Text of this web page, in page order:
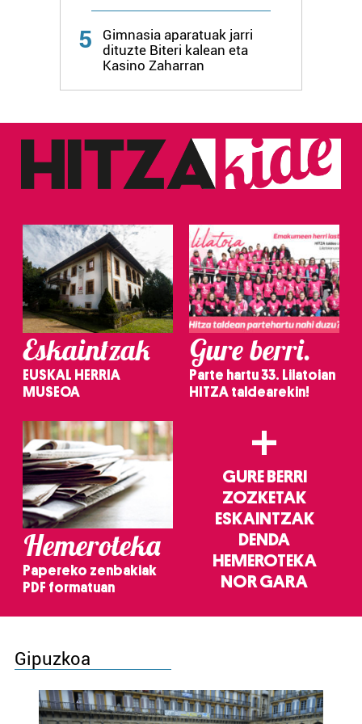
Webgune honek cookie propioak eta hirugarrenen cookie-
fitxategiak erabiltzen ditu. Zure esperientzia eta
zerbitzuak hobetzeko asmoz, cookie teknologiaz
baliatzen gara. Ohar hau onartuz gero, teknologia hori
erabiltzeko baimen esplizitua ematen diguzu.Gehiago
5
Gimnasia aparatuak jarri
dituzte Biteri kalean eta
Kasino Zaharran
Eskaintzak
EUSKAL HERRIA
MUSEOA
Gure berri.
Parte hartu 33. Lilatoian
HITZA taldearekin!
Hemeroteka
Papereko zenbakiak
PDF formatuan
+
GURE BERRI
ZOZKETAK
ESKAINTZAK
DENDA
HEMEROTEKA
NOR GARA
Gipuzkoa